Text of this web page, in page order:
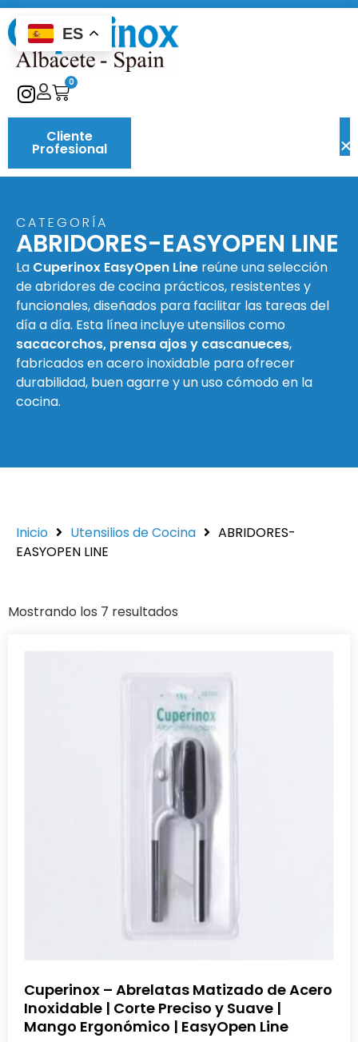
Cliente
Profesional
0
CATEGORÍA
ABRIDORES-EASYOPEN LINE
La Cuperinox EasyOpen Line reúne una selección
de abridores de cocina prácticos, resistentes y
funcionales, diseñados para facilitar las tareas del
día a día. Esta línea incluye utensilios como
sacacorchos, prensa ajos y cascanueces,
fabricados en acero inoxidable para ofrecer
durabilidad, buen agarre y un uso cómodo en la
cocina.
Inicio Utensilios de Cocina
ABRIDORES-
EASYOPEN LINE
Mostrando los 7 resultados
Cuperinox – Abrelatas Matizado de Acero
Inoxidable | Corte Preciso y Suave |
Mango Ergonómico | EasyOpen Line
ES